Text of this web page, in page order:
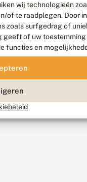
wij technologieën
of te raadplegen. Door
zoals surfgedrag of
geeft of uw
functies en